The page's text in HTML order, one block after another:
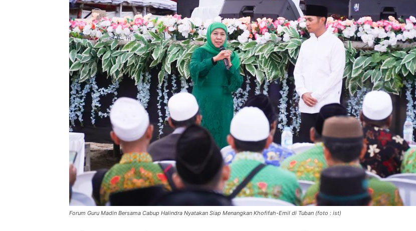
Forum Guru Madin Bersama Cabup Halindra Nyatakan Siap Menangkan Khofifah-Emil di Tuban (foto : ist)